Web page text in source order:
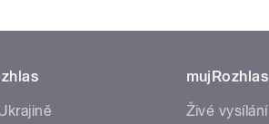
mujRozhlas
Živé vysílání